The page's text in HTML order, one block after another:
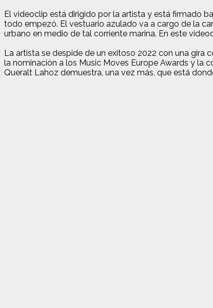
El videoclip está dirigido por la artista y está firmado
todo empezó. El vestuario azulado va a cargo de la
urbano en medio de tal corriente marina. En este
La artista se despide de un exitoso 2022 con una gira
la nominación a los Music Moves Europe Awards y la
Queralt Lahoz demuestra, una vez más, que está